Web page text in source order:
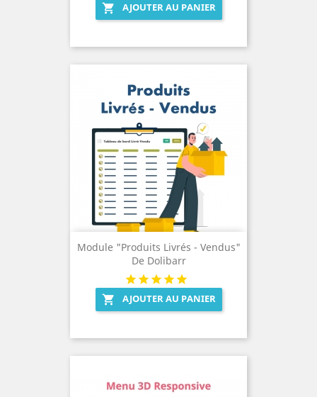
 AJOUTER AU PANIER
Module "Produits Livrés - Vendus"
De Dolibarr
 AJOUTER AU PANIER